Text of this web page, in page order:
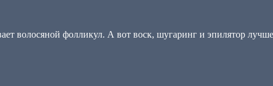
волосяной фолликул. А вот воск, шугаринг и эпилятор